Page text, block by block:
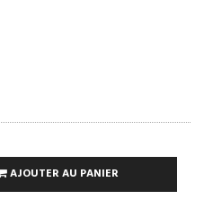
AJOUTER AU PANIER